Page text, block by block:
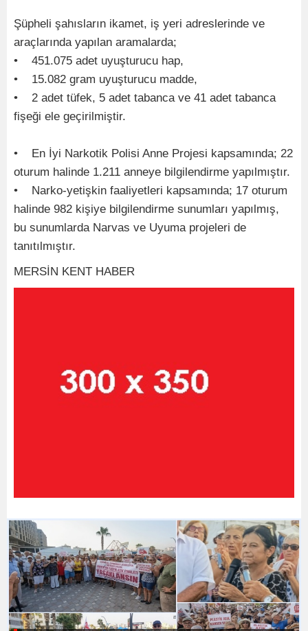
Şüpheli şahısların ikamet, iş yeri adreslerinde ve
araçlarında yapılan aramalarda;
• 451.075 adet uyuşturucu hap,
• 15.082 gram uyuşturucu madde,
• 2 adet tüfek, 5 adet tabanca ve 41 adet tabanca
fişeği ele geçirilmiştir.
• En İyi Narkotik Polisi Anne Projesi kapsamında; 22
oturum halinde 1.211 anneye bilgilendirme yapılmıştır.
• Narko-yetişkin faaliyetleri kapsamında; 17 oturum
halinde 982 kişiye bilgilendirme sunumları yapılmış,
bu sunumlarda Narvas ve Uyuma projeleri de
tanıtılmıştır.
MERSİN KENT HABER